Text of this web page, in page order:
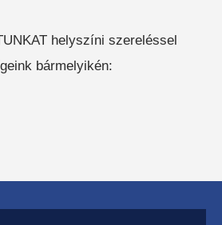
helyszíni szereléssel
bármelyikén: